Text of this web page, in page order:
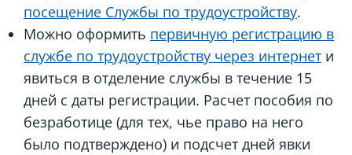
посещение Службы по трудоустройству.
Можно оформить первичную регистрацию в
службе по трудоустройству через интернети
явиться в отделение службы в течение 15
дней с даты регистрации. Расчет пособия по
безработице (для тех, чье право на него
было подтверждено) и подсчет дней явки